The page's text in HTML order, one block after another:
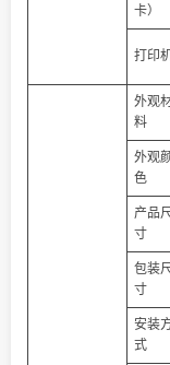
卡）
打印
外观
料
外观
色
产品
寸
包装
寸
安装
式